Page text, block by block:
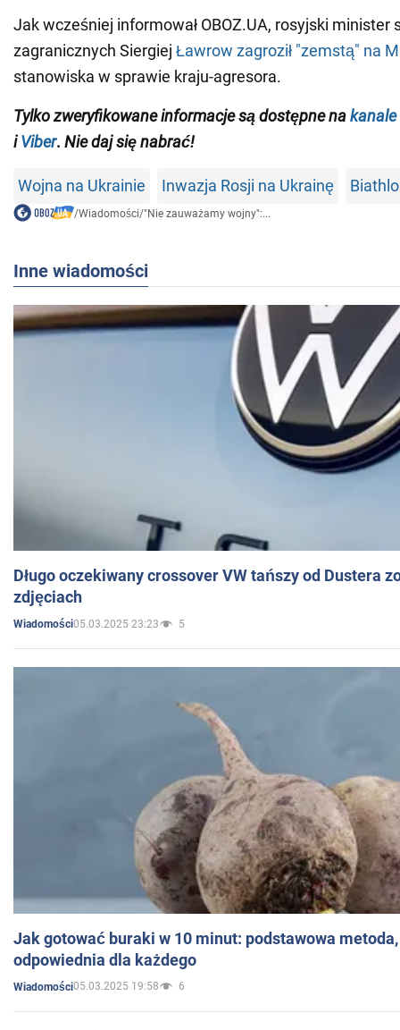
Jak wcześniej informował OBOZ.UA, rosyjski minister
zagranicznych Siergiej Ławrow zagroził "zemstą" na
stanowiska w sprawie kraju-agresora.
Tylkozweryfikowane informacje są dostępne nakanale
iViber. Nie daj się nabrać!
Wojna na Ukrainie Inwazja Rosji na Ukrainę
/Wiadomości/"Nie zauważamy wojny":...
Inne wiadomości
Długo oczekiwany crossover VW tańszy od Dustera
zdjęciach
Wiadomości05.03.2025 23:23 5
Jak gotować buraki w 10 minut: podstawowa
odpowiednia dla każdego
Wiadomości05.03.2025 19:58 6